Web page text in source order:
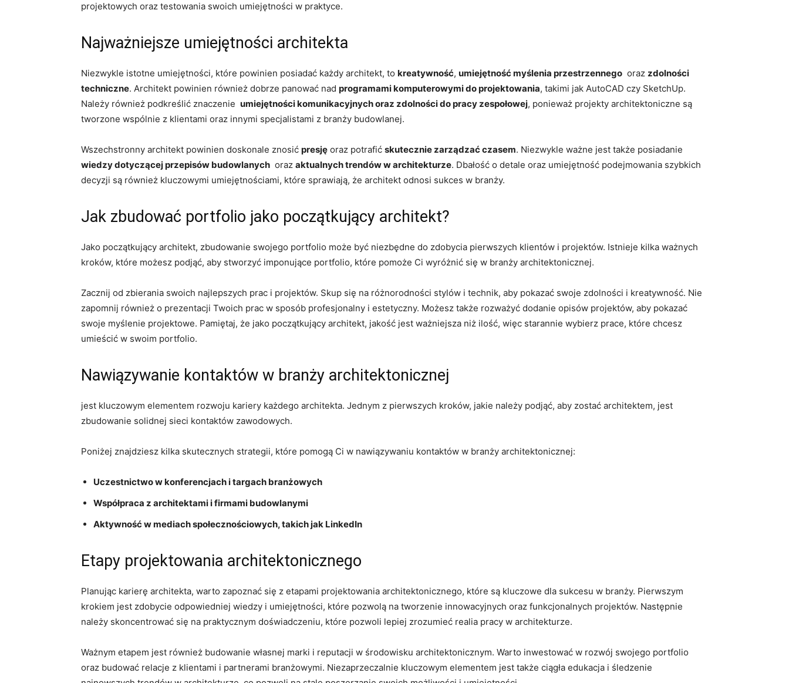
projektowych​ oraz testowania swoich umiejętności w praktyce.
Najważniejsze umiejętności‌ architekta
Niezwykle ⁣istotne umiejętności,‌ które powinien ‌posiadać każdy architekt, ‌to kreatywność, umiejętność myślenia przestrzennego ​ oraz zdolności
⁤techniczne. Architekt powinien również dobrze ‌panować nad programami‌ komputerowymi do projektowania, takimi‌ jak AutoCAD czy SketchUp.
Należy ⁣również podkreślić znaczenie ‌ umiejętności komunikacyjnych oraz ⁢zdolności do pracy⁢ zespołowej, ponieważ projekty architektoniczne są
tworzone wspólnie z klientami oraz innymi specjalistami ⁣z​ branży budowlanej.
Wszechstronny architekt powinien doskonale znosić presję oraz potrafić skutecznie zarządzać czasem. Niezwykle ważne⁣ jest także posiadanie
wiedzy dotyczącej przepisów budowlanych ⁤ oraz aktualnych trendów ​w architekturze. Dbałość o detale⁢ oraz umiejętność podejmowania szybkich
decyzji są również ⁤kluczowymi umiejętnościami, które sprawiają,‍ że architekt odnosi sukces w branży.
Jak zbudować‌ portfolio jako początkujący architekt?
Jako początkujący ‍architekt, zbudowanie swojego portfolio ‍może ⁣być⁢ niezbędne do zdobycia pierwszych klientów⁣ i projektów. ⁤Istnieje kilka ważnych⁤
kroków, ⁤które ⁤możesz podjąć, ‌aby stworzyć⁤ imponujące portfolio, które ⁢pomoże Ci wyróżnić⁣ się⁣ w branży architektonicznej.
Zacznij od zbierania swoich ‍najlepszych⁢ prac i projektów. ⁣Skup⁤ się na różnorodności stylów⁢ i technik, ⁣aby⁢ pokazać‍ swoje​ zdolności i kreatywność. Nie
zapomnij również o prezentacji Twoich prac w sposób profesjonalny i estetyczny. ​Możesz także rozważyć ‌dodanie⁣ opisów projektów, aby pokazać
⁤swoje myślenie projektowe. Pamiętaj, ⁢że‌ jako początkujący architekt, jakość jest ​ważniejsza niż ilość, więc starannie‍ wybierz prace, które chcesz
umieścić w swoim portfolio.
Nawiązywanie​ kontaktów w branży architektonicznej
jest⁤ kluczowym⁣ elementem rozwoju kariery każdego ‍architekta. Jednym z pierwszych ‌kroków, jakie należy podjąć, ⁤aby zostać architektem, ​jest
zbudowanie ‍solidnej sieci kontaktów zawodowych.
​Poniżej znajdziesz kilka skutecznych strategii, które ​pomogą Ci w nawiązywaniu kontaktów w​ branży ‍architektonicznej:‌
Uczestnictwo ‌w‍ konferencjach i targach‌ branżowych
Współpraca z ​architektami⁣ i ⁣firmami‍ budowlanymi
Aktywność w mediach społecznościowych, ⁤takich jak LinkedIn
Etapy projektowania architektonicznego
Planując karierę architekta,⁣ warto zapoznać ⁣się z etapami projektowania architektonicznego, które są kluczowe dla sukcesu ⁢w ⁢branży. Pierwszym
krokiem ​jest ⁤zdobycie ‌odpowiedniej​ wiedzy i ⁤umiejętności, które pozwolą na‌ tworzenie innowacyjnych oraz ‍funkcjonalnych⁤ projektów. Następnie
należy⁣ skoncentrować się na praktycznym doświadczeniu, które pozwoli lepiej zrozumieć realia pracy w architekturze.
Ważnym etapem jest również budowanie własnej marki i reputacji w środowisku ‍architektonicznym. Warto inwestować‌ w rozwój swojego portfolio
oraz budować relacje⁣ z klientami i partnerami branżowymi. Niezaprzeczalnie kluczowym elementem jest ‌także ciągła edukacja i śledzenie